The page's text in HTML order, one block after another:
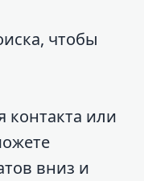
чтобы
контакта или
вниз и